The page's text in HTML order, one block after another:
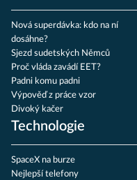
Nová superdávka: kdo na ní
dosáhne?
Sjezd sudetských Němců
Proč vláda zavádí EET?
Padni komu padni
Výpověď z práce vzor
Divoký kačer
Technologie
SpaceX na burze
Nejlepší telefony